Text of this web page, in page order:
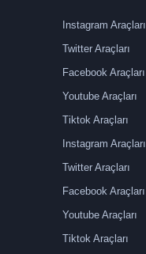
Instagram Araçları
Twitter Araçları
Facebook Araçları
Youtube Araçları
Tiktok Araçları
Instagram Araçları
Twitter Araçları
Facebook Araçları
Youtube Araçları
Tiktok Araçları